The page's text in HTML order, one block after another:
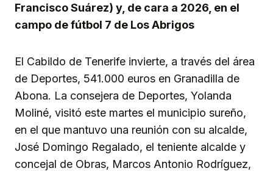
Francisco Suárez) y, de cara a 2026, en el
campo de fútbol 7 de Los Abrigos
El Cabildo de Tenerife invierte, a través del área
de Deportes, 541.000 euros en Granadilla de
Abona. La consejera de Deportes, Yolanda
Moliné, visitó este martes el municipio sureño,
en el que mantuvo una reunión con su alcalde,
José Domingo Regalado, el teniente alcalde y
concejal de Obras, Marcos Antonio Rodríguez,